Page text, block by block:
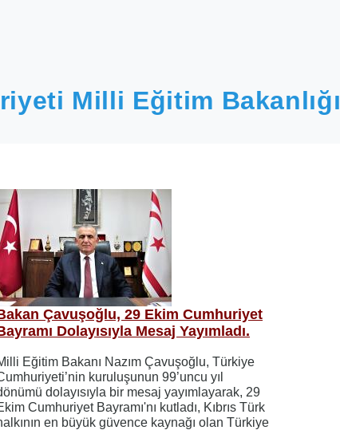
Milli Eğitim Bakanlığı
Çavuşoğlu, 29 Ekim Cumhuriyet
Dolayısıyla Mesaj Yayımladı.
Eğitim Bakanı Nazım Çavuşoğlu, Türkiye
kuruluşunun 99’uncu yıl
dolayısıyla bir mesaj yayımlayarak, 29
Cumhuriyet Bayramı'nı kutladı, Kıbrıs Türk
en büyük güvence kaynağı olan Türkiye